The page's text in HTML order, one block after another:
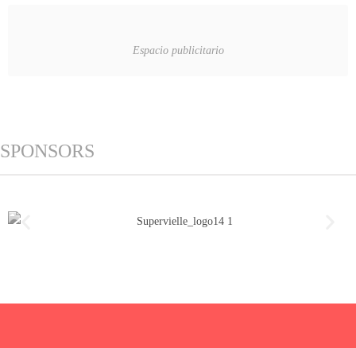
Espacio publicitario
SPONSORS